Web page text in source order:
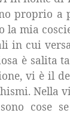
proprio a
mia
in cui
è salita
vi è il
cose